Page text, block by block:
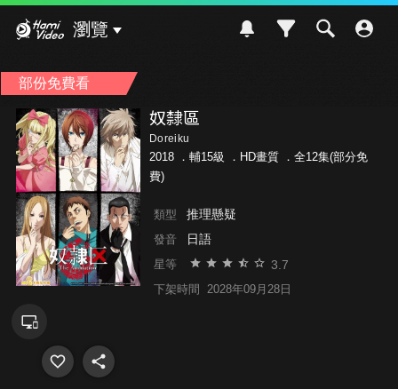
瀏覽
部份免費看
奴隸區
Doreiku
2018 ． 輔15級
．HD畫質 ．全12集(部分免
費)
類型 推理懸疑
發音 日語
星等 3.7
下架時間 2028年09月28日